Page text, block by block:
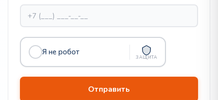
Я не робот
ЗАЩИТА